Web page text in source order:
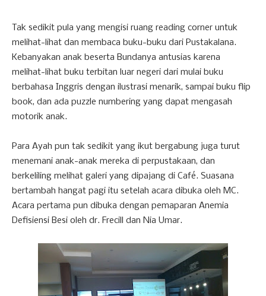
Tak sedikit pula yang mengisi ruang reading corner untuk
melihat-lihat dan membaca buku-buku dari Pustakalana.
Kebanyakan anak beserta Bundanya antusias karena
melihat-lihat buku terbitan luar negeri dari mulai buku
berbahasa Inggris dengan ilustrasi menarik, sampai buku flip
book, dan ada puzzle numbering yang dapat mengasah
motorik anak.
Para Ayah pun tak sedikit yang ikut bergabung juga turut
menemani anak-anak mereka di perpustakaan, dan
berkeliling melihat galeri yang dipajang di Café. Suasana
bertambah hangat pagi itu setelah acara dibuka oleh MC.
Acara pertama pun dibuka dengan pemaparan Anemia
Defisiensi Besi oleh dr. Frecill dan Nia Umar.